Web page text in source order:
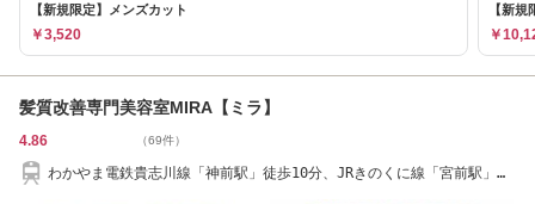
【新規限定】メンズカット
￥3,520
【新
￥
髪質改善専門美容室MIRA【ミラ】
4.86 （69件）
わかやま電鉄貴志川線「神前駅」徒歩10分、JRきのくに線「宮前駅」徒